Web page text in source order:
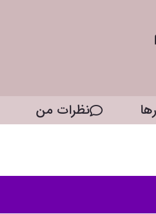
نظرات من